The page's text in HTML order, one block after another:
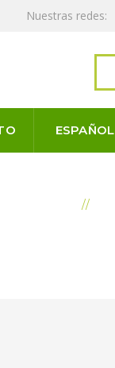
Nuestras redes:
ESPAÑOL